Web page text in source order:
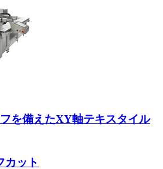
を備えたXY軸テキスタイル
カット